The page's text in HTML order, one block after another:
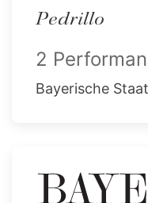
Pedrillo
2
Bayerische